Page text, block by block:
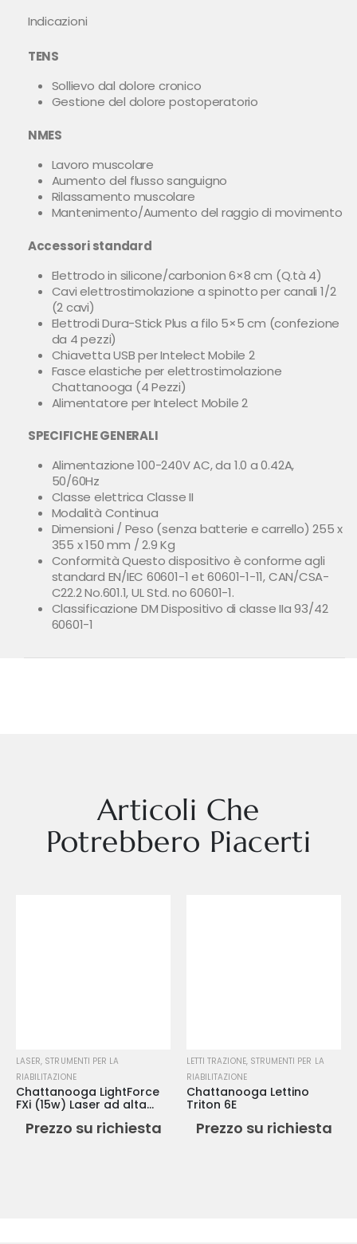
Indicazioni
TENS
Sollievo dal dolore cronico
Gestione del dolore postoperatorio
NMES
Lavoro muscolare
Aumento del flusso sanguigno
Rilassamento muscolare
Mantenimento/Aumento del raggio di movimento
Accessori standard
Elettrodo in silicone/carbonion 6×8 cm (Q.tà 4)
Cavi elettrostimolazione a spinotto per canali 1/2
(2 cavi)
Elettrodi Dura-Stick Plus a filo 5×5 cm (confezione
da 4 pezzi)
Chiavetta USB per Intelect Mobile 2
Fasce elastiche per elettrostimolazione
Chattanooga (4 Pezzi)
Alimentatore per Intelect Mobile 2
SPECIFICHE GENERALI
Alimentazione 100-240V AC, da 1.0 a 0.42A,
50/60Hz
Classe elettrica Classe II
Modalità Continua
Dimensioni / Peso (senza batterie e carrello) 255 x
355 x 150 mm / 2.9 Kg
Conformità Questo dispositivo è conforme agli
standard EN/IEC 60601-1 et 60601-1-11, CAN/CSA-
C22.2 No.601.1, UL Std. no 60601-1.
Classificazione DM Dispositivo di classe IIa 93/42
60601-1
Articoli Che
Potrebbero Piacerti
LASER, STRUMENTI PER LA
RIABILITAZIONE
Chattanooga LightForce
FXi (15w) Laser ad alta
Prezzo su richiesta
LETTI TRAZIONE, STRUMENTI PER LA
RIABILITAZIONE
Chattanooga Lettino
Triton 6E
Prezzo su richiesta